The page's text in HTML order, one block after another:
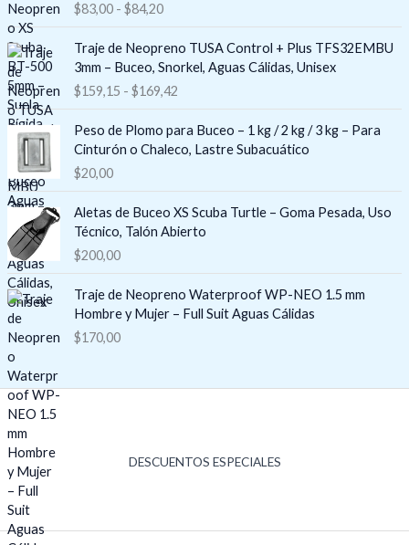
$83,00 - $84,20g
d
e
p
r
e
c
o
s
:
d
e
h
a
Traje de Neopreno TUSA Control + Plus TFS32EMBU
3mm – Buceo, Snorkel, Aguas Cálidas, Unisex
$159,15 - $169,42g
d
e
r
e
c
o
s
d
5
Peso de Plomo para Buceo – 1 kg / 2 kg / 3 kg – Para
Cinturón o Chaleco, Lastre Subacuático
$20,00
Aletas de Buceo XS Scuba Turtle – Goma Pesada, Uso
Técnico, Talón Abierto
$200,00
Traje de Neopreno Waterproof WP-NEO 1.5 mm
Hombre y Mujer – Full Suit Aguas Cálidas
$170,00
DESCUENTOS ESPECIALES